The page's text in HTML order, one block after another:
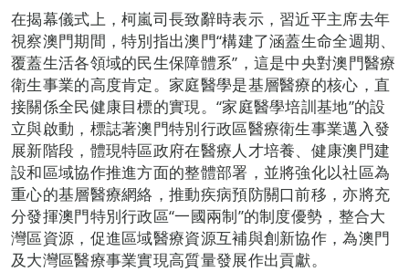
在揭幕儀式上，柯嵐司長致辭時表示，習近平主席去年
視察澳門期間，特別指出澳門“構建了涵蓋生命全週期、
覆蓋生活各領域的民生保障體系”，這是中央對澳門醫療
衛生事業的高度肯定。家庭醫學是基層醫療的核心，直
接關係全民健康目標的實現。“家庭醫學培訓基地”的設
立與啟動，標誌著澳門特別行政區醫療衛生事業邁入發
展新階段，體現特區政府在醫療人才培養、健康澳門建
設和區域協作推進方面的整體部署，並將強化以社區為
重心的基層醫療網絡，推動疾病預防關口前移，亦將充
分發揮澳門特別行政區“一國兩制”的制度優勢，整合大
灣區資源，促進區域醫療資源互補與創新協作，為澳門
及大灣區醫療事業實現高質量發展作出貢獻。